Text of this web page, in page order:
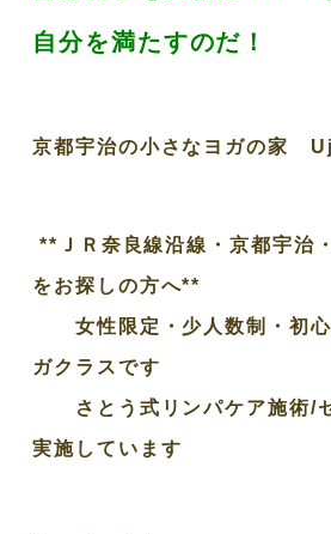
自分を満たすのだ！
京都宇治の小さなヨガの家
**ＪＲ奈良線沿線・京都宇治
をお探しの方へ**
女性限定・少人数制・初心
ガクラスです
さとう式リンパケア施術/セ
実施しています